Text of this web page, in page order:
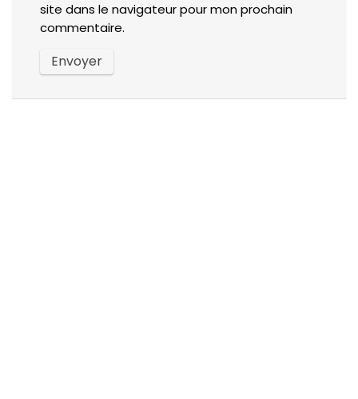
site dans le navigateur pour mon prochain
commentaire.